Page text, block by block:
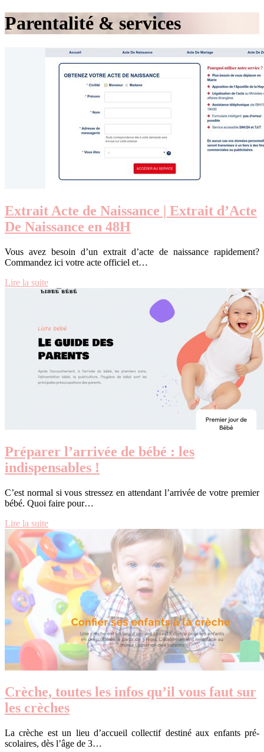
Parentalité & services
Extrait Acte de Naissance | Extrait d’Acte
De Naissance en 48H
Vous avez besoin d’un extrait d’acte de naissance rapidement?
Commandez ici votre acte officiel et…
Lire la suite
Préparer l’arrivée de bébé : les
indispensables !
C’est normal si vous stressez en attendant l’arrivée de votre premier
bébé. Quoi faire pour…
Lire la suite
Crèche, toutes les infos qu’il vous faut sur
les crèches
La crèche est un lieu d’accueil collectif destiné aux enfants pré-
scolaires, dès l’âge de 3…